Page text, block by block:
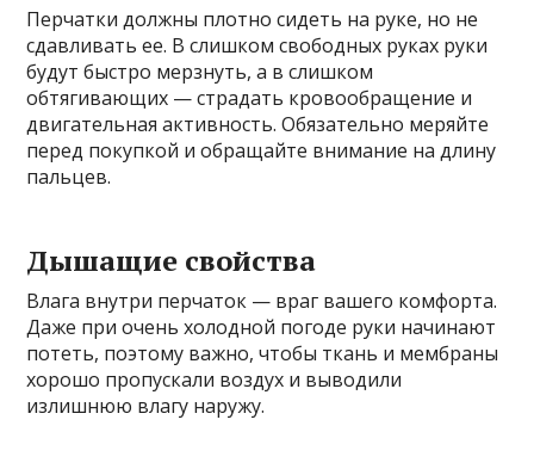
Перчатки должны плотно сидеть на руке, но не
сдавливать ее. В слишком свободных руках руки
будут быстро мерзнуть, а в слишком
обтягивающих — страдать кровообращение и
двигательная активность. Обязательно меряйте
перед покупкой и обращайте внимание на длину
пальцев.
Дышащие свойства
Влага внутри перчаток — враг вашего комфорта.
Даже при очень холодной погоде руки начинают
потеть, поэтому важно, чтобы ткань и мембраны
хорошо пропускали воздух и выводили
излишнюю влагу наружу.